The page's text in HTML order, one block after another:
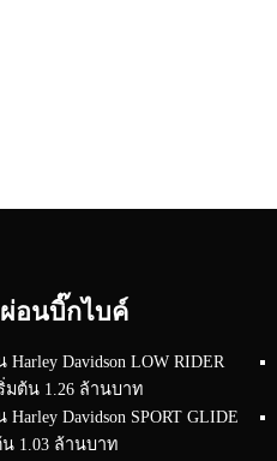
อนบิ๊กไบค์
Harley Davidson LOW RIDER
ริ่มต้น 1.26 ล้านบาท
Harley Davidson SPORT GLIDE
น 1.03 ล้านบาท